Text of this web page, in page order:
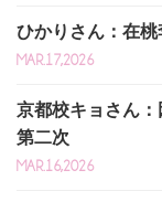
ひかりさん：在
MAR.17,2026
京都校キョさん
第二次
MAR.16,2026